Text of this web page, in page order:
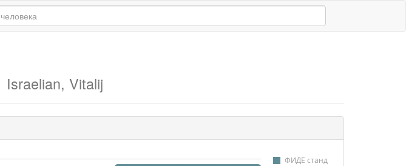
Israelian, Vitalij
ФИДЕ станд